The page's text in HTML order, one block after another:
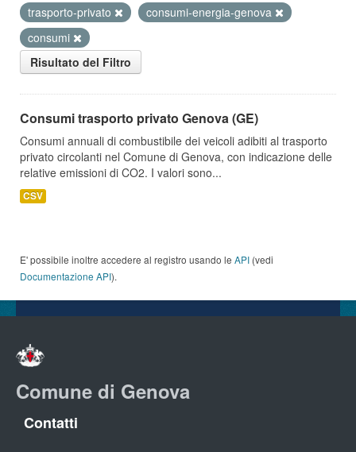
trasporto-privato
consumi-energia-genova
consumi
Risultato del Filtro
Consumi trasporto privato Genova (GE)
Consumi annuali di combustibile dei veicoli adibiti al trasporto
privato circolanti nel Comune di Genova, con indicazione delle
relative emissioni di CO2. I valori sono...
CSV
E' possibile inoltre accedere al registro usando le API (vedi
Documentazione API).
Comune di Genova
Contatti